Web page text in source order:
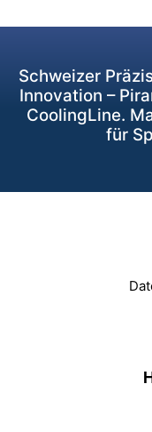
Schweizer
Innovation –
CoolingLine.
für